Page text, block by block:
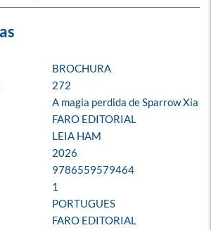
BROCHURA
272
A magia perdida de Sparrow Xia
FARO EDITORIAL
LEIA HAM
2026
9786559579464
1
PORTUGUES
FARO EDITORIAL